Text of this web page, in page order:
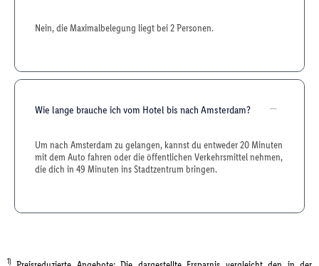
Nein, die Maximalbelegung liegt bei 2 Personen.
Wie lange brauche ich vom Hotel bis nach Amsterdam?
Um nach Amsterdam zu gelangen, kannst du entweder 20 Minuten
mit dem Auto fahren oder die öffentlichen Verkehrsmittel nehmen,
die dich in 49 Minuten ins Stadtzentrum bringen.
1)